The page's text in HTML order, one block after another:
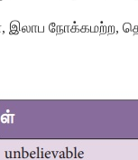
இலாப